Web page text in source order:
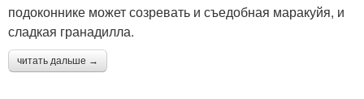
подоконнике может созревать и съедобная маракуйя, и
сладкая гранадилла.
читать дальше →